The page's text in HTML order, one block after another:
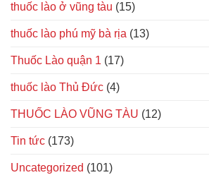
thuốc lào ở vũng tàu (15)
thuốc lào phú mỹ bà rịa (13)
Thuốc Lào quận 1 (17)
thuốc lào Thủ Đức (4)
THUỐC LÀO VŨNG TÀU (12)
Tin tức (173)
Uncategorized (101)